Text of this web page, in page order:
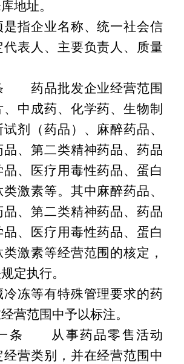
地址。
是指企业名称、统一社会信
代表人、主要负责人、质量
药品批发企业经营范围
中成药、化学药、生物制
剂（药品）、麻醉药品、
品、第二类精神药品、药品
、医疗用毒性药品、蛋白
激素等。其中麻醉药品、
、第二类精神药品、药品
、医疗用毒性药品、蛋白
激素等经营范围的核定，
定执行。
冷冻等有特殊管理要求的药
营范围中予以标注。
条
从事药品零售活动
营类别，并在经营范围中